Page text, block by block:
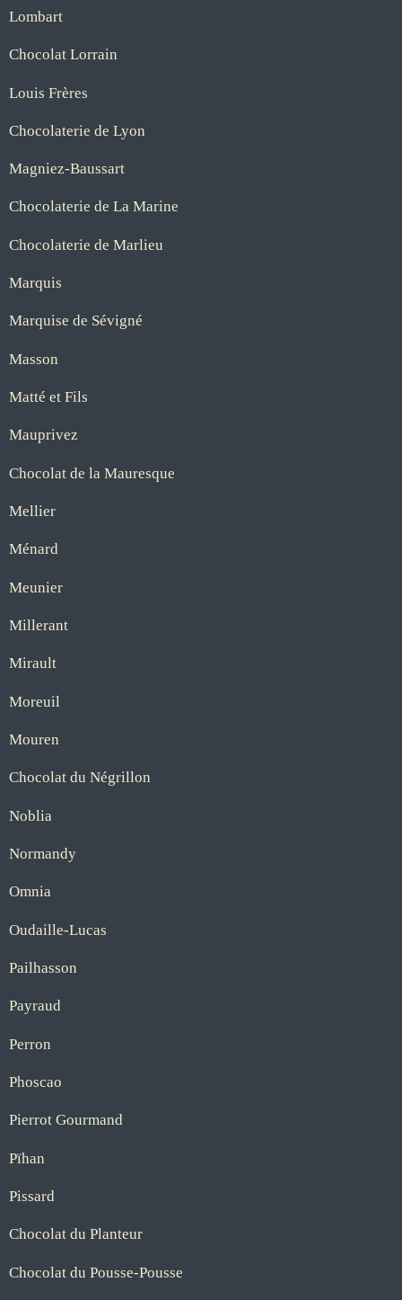
Lombart
Chocolat Lorrain
Louis Frères
Chocolaterie de Lyon
Magniez-Baussart
Chocolaterie de La Marine
Chocolaterie de Marlieu
Marquis
Marquise de Sévigné
Masson
Matté et Fils
Mauprivez
Chocolat de la Mauresque
Mellier
Ménard
Meunier
Millerant
Mirault
Moreuil
Mouren
Chocolat du Négrillon
Noblia
Normandy
Omnia
Oudaille-Lucas
Pailhasson
Payraud
Perron
Phoscao
Pierrot Gourmand
Pïhan
Pissard
Chocolat du Planteur
Chocolat du Pousse-Pousse